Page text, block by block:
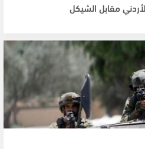
مقابل الشيكل